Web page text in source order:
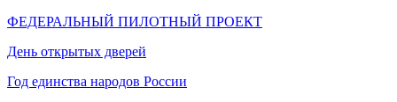
ФЕДЕРАЛЬНЫЙ ПИЛОТНЫЙ ПРОЕКТ
День открытых дверей
Год единства народов России